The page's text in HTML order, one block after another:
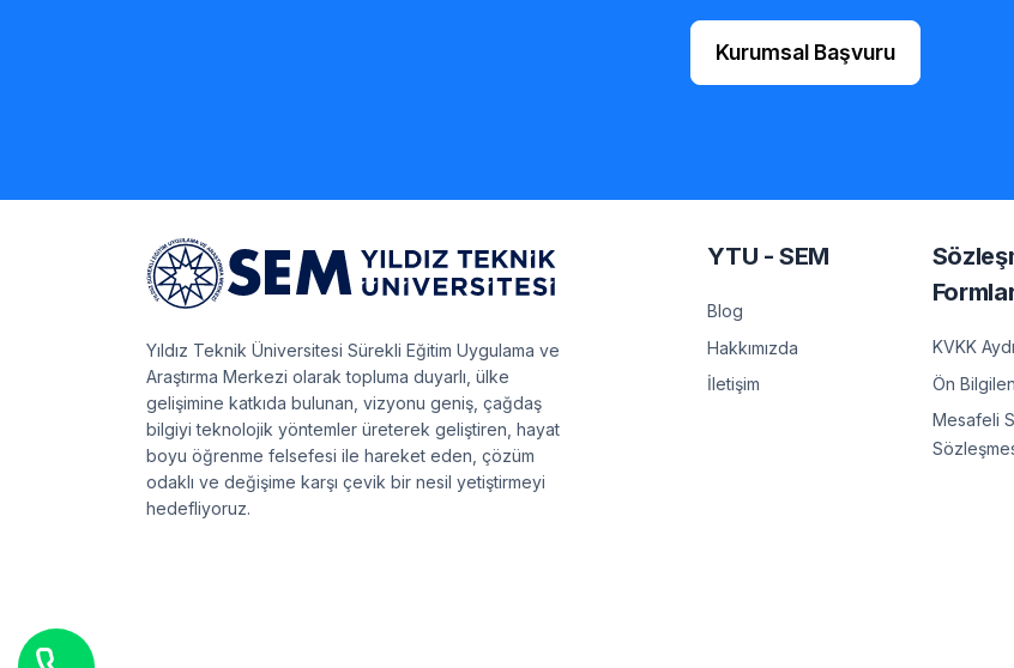
Kurumsal Başvuru
Yıldız Teknik Üniversitesi Sürekli Eğitim Uygulama ve
Araştırma Merkezi olarak topluma duyarlı, ülke
gelişimine katkıda bulunan, vizyonu geniş, çağdaş
bilgiyi teknolojik yöntemler üreterek geliştiren, hayat
boyu öğrenme felsefesi ile hareket eden, çözüm
odaklı ve değişime karşı çevik bir nesil yetiştirmeyi
hedefliyoruz.
YTU - SEM
Blog
Hakkımızda
İletişim
KVKK
Ön
Mesafeli